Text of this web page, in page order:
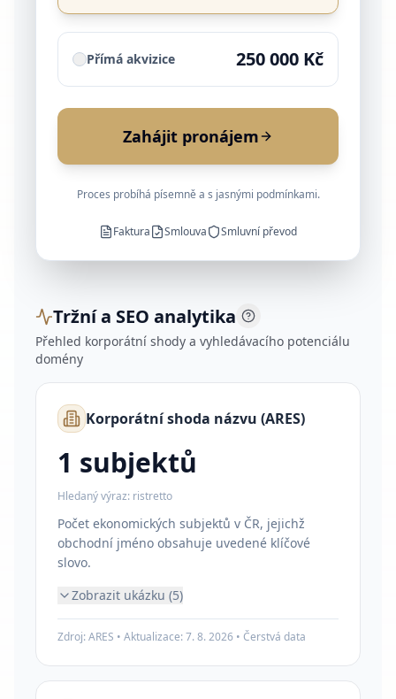
Přímá akvizice 250 000 Kč
Zahájit pronájem
Proces probíhá písemně a s jasnými podmínkami.
Faktura Smlouva Smluvní převod
Tržní a SEO analytika
Přehled korporátní shody a vyhledávacího potenciálu
domény
Korporátní shoda názvu (ARES)
1 subjektů
Hledaný výraz: ristretto
Počet ekonomických subjektů v ČR, jejichž
obchodní jméno obsahuje uvedené klíčové
slovo.
Zobrazit ukázku (5)
Zdroj: ARES • Aktualizace:7. 8. 2026 • Čerstvá data